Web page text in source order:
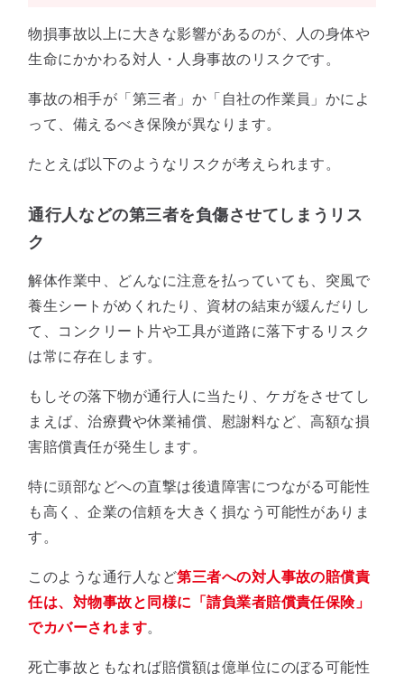
物損事故以上に大きな影響があるのが、人の身体や
生命にかかわる対人・人身事故のリスクです。
事故の相手が「第三者」か「自社の作業員」かによ
って、備えるべき保険が異なります。
たとえば以下のようなリスクが考えられます。
通行人などの第三者を負傷させてしまうリス
ク
解体作業中、どんなに注意を払っていても、突風で
養生シートがめくれたり、資材の結束が緩んだりし
て、コンクリート片や工具が道路に落下するリスク
は常に存在します。
もしその落下物が通行人に当たり、ケガをさせてし
まえば、治療費や休業補償、慰謝料など、高額な損
害賠償責任が発生します。
特に頭部などへの直撃は後遺障害につながる可能性
も高く、企業の信頼を大きく損なう可能性がありま
す。
このような通行人など第三者への対人事故の賠償責
任は、対物事故と同様に「請負業者賠償責任保険」
でカバーされます。
死亡事故ともなれば賠償額は億単位にのぼる可能性